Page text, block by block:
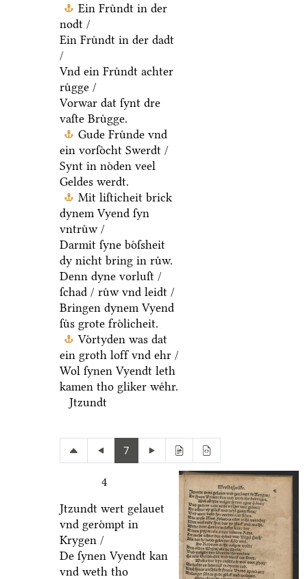
Ein Fruͤndt in der
nodt /
Ein Fruͤndt in der dadt
/
Vnd ein Fruͤndt achter
ruͤgge /
Vorwar dat ſynt dre
vaſte Bruͤgge.
Gude Fruͤnde vnd
ein vorſoͤcht Swerdt /
Synt in noͤden veel
Geldes werdt.
Mit liſticheit brick
dynem Vyend ſyn
vntruͤw /
Darmit ſyne boͤſsheit
dy nicht bring in ruͤw.
Denn dyne vorluſt /
ſchad / ruͤw vnd leidt /
Bringen dynem Vyend
ſuͤs grote froͤlicheit.
Voͤrtyden was dat
ein groth loff vnd ehr /
Wol ſynen Vyendt leth
kamen tho gliker weͤhr.
Jtzundt
7
4
Jtzundt wert gelauet
vnd geroͤmpt in
Krygen /
De ſynen Vyendt kan
vnd weth tho